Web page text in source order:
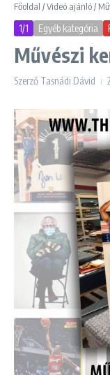
Főoldal /Videó ajánló/
1/1 Egyéb kategória
Művészi
Szerző Tasnádi Dávid